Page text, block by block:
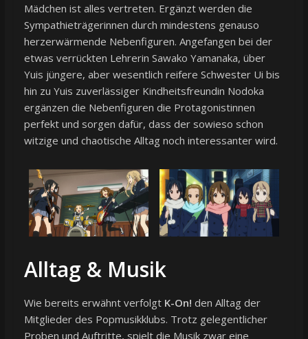
Mädchen ist alles vertreten. Ergänzt werden die
Sympathieträgerinnen durch mindestens genauso
herzerwärmende Nebenfiguren. Angefangen bei der
etwas verrückten Lehrerin Sawako Yamanaka, über
Yuis jüngere, aber wesentlich reifere Schwester Ui bis
hin zu Yuis zuverlässiger Kindheitsfreundin Nodoka
ergänzen die Nebenfiguren die Protagonistinnen
perfekt und sorgen dafür, dass der sowieso schon
witzige und chaotische Alltag noch interessanter wird.
Alltag & Musik
Wie bereits erwähnt verfolgt K-On! den Alltag der
Mitglieder des Popmusikklubs. Trotz gelegentlicher
Proben und Auftritte, spielt die Musik zwar eine